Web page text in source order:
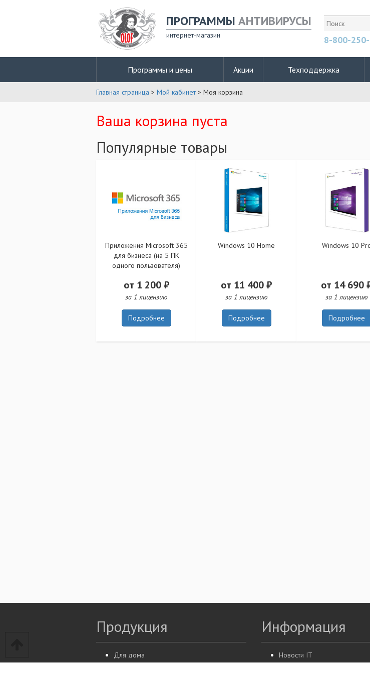
ПРОГРАММЫ АНТИВИРУСЫ
интернет-магазин 8-800-
Программы и цены Акции Техподдержка
Главная страница > Мой кабинет> Моя корзина
Ваша корзина пуста
Популярные товары
Приложения Microsoft 365
для бизнеса (на 5 ПК
одного пользователя)
от 1 200 ₽
за 1 лицензию
Подробнее
Windows 10 Home
от 11 400 ₽
за 1 лицензию
Подробнее
Windows 10
от 14 690
за 1 лицензию
Подробнее
Продукция
Для дома
Для бизнеса
Информация
Новости IT
Акции